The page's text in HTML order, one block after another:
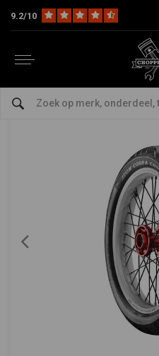
9.2/10
Cobra Chroomband | 120/
Cobra Chroomband |